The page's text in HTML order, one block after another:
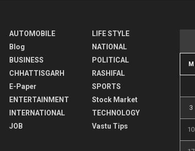
AUTOMOBILE
Blog
BUSINESS
CHHATTISGARH
E-Paper
ENTERTAINMENT
INTERNATIONAL
JOB
LIFE STYLE
NATIONAL
POLITICAL
RASHIFAL
SPORTS
Stock Market
TECHNOLOGY
Vastu Tips
M
3
10